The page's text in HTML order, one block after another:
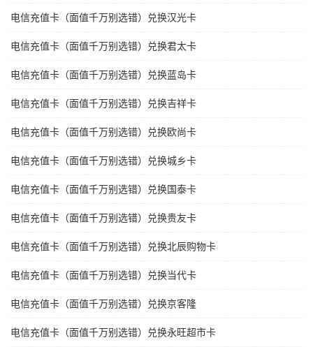
电信充值卡（面值千万别选错）兑换汉光卡
电信充值卡（面值千万别选错）兑换君太卡
电信充值卡（面值千万别选错）兑换蓝岛卡
电信充值卡（面值千万别选错）兑换吉祥卡
电信充值卡（面值千万别选错）兑换欧尚卡
电信充值卡（面值千万别选错）兑换城乡卡
电信充值卡（面值千万别选错）兑换国泰卡
电信充值卡（面值千万别选错）兑换贵友卡
电信充值卡（面值千万别选错）兑换北辰购物卡
电信充值卡（面值千万别选错）兑换当代卡
电信充值卡（面值千万别选错）兑换京客隆
电信充值卡（面值千万别选错）兑换永旺超市卡